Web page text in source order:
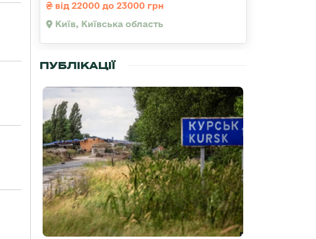
від 22000 до 23000 грн
Київ, Київська область
ПУБЛІКАЦІЇ